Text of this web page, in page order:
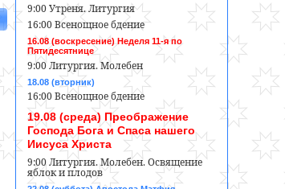
9:00 Утреня. Литургия
16:00 Всенощное бдение
16.08 (воскресение) Неделя 11-я по
Пятидесятнице
9:00 Литургия. Молебен
18.08 (вторник)
16:00 Всенощное бдение
19.08 (среда) Преображение
Господа Бога и Спаса нашего
Иисуса Христа
9:00 Литургия. Молебен. Освящение
яблок и плодов